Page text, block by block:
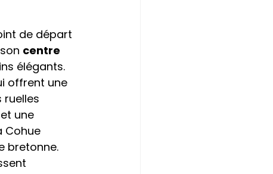
de départ
centre
élégants.
offrent une
ruelles
une
Cohue
bretonne.